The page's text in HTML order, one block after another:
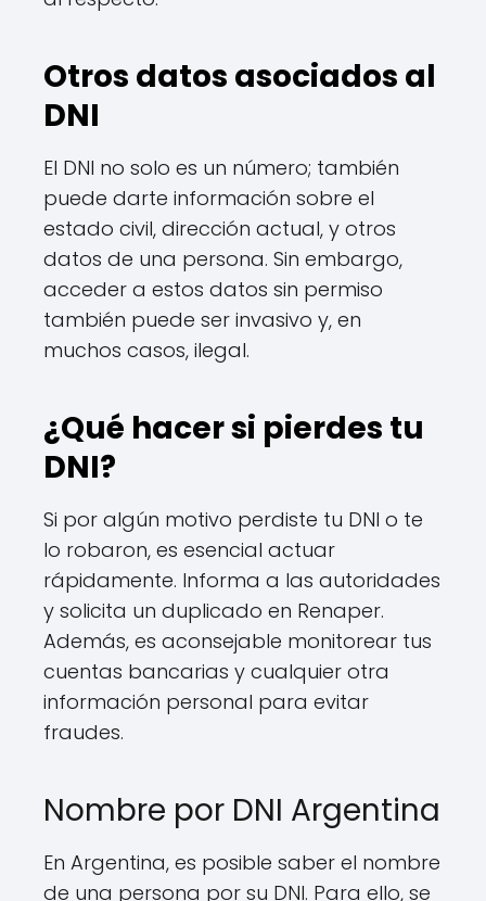
Otros datos asociados al
DNI
El DNI no solo es un número; también
puede darte información sobre el
estado civil, dirección actual, y otros
datos de una persona. Sin embargo,
acceder a estos datos sin permiso
también puede ser invasivo y, en
muchos casos, ilegal.
¿Qué hacer si pierdes tu
DNI?
Si por algún motivo perdiste tu DNI o te
lo robaron, es esencial actuar
rápidamente. Informa a las autoridades
y solicita un duplicado en Renaper.
Además, es aconsejable monitorear tus
cuentas bancarias y cualquier otra
información personal para evitar
fraudes.
Nombre por DNI Argentina
En Argentina, es posible saber el nombre
de una persona por su DNI. Para ello, se